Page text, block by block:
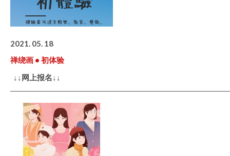
2021. 05. 18
禅绕画 • 初体验
↓↓网上报名↓↓